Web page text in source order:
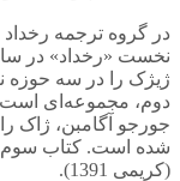
در گروه ترجمه
ژیژک را در سه حوزه
دوم، مجموعه‌ای است
جورجو آگامبن، ژاک
شده است. کتاب سوم
(کریمی 1391).